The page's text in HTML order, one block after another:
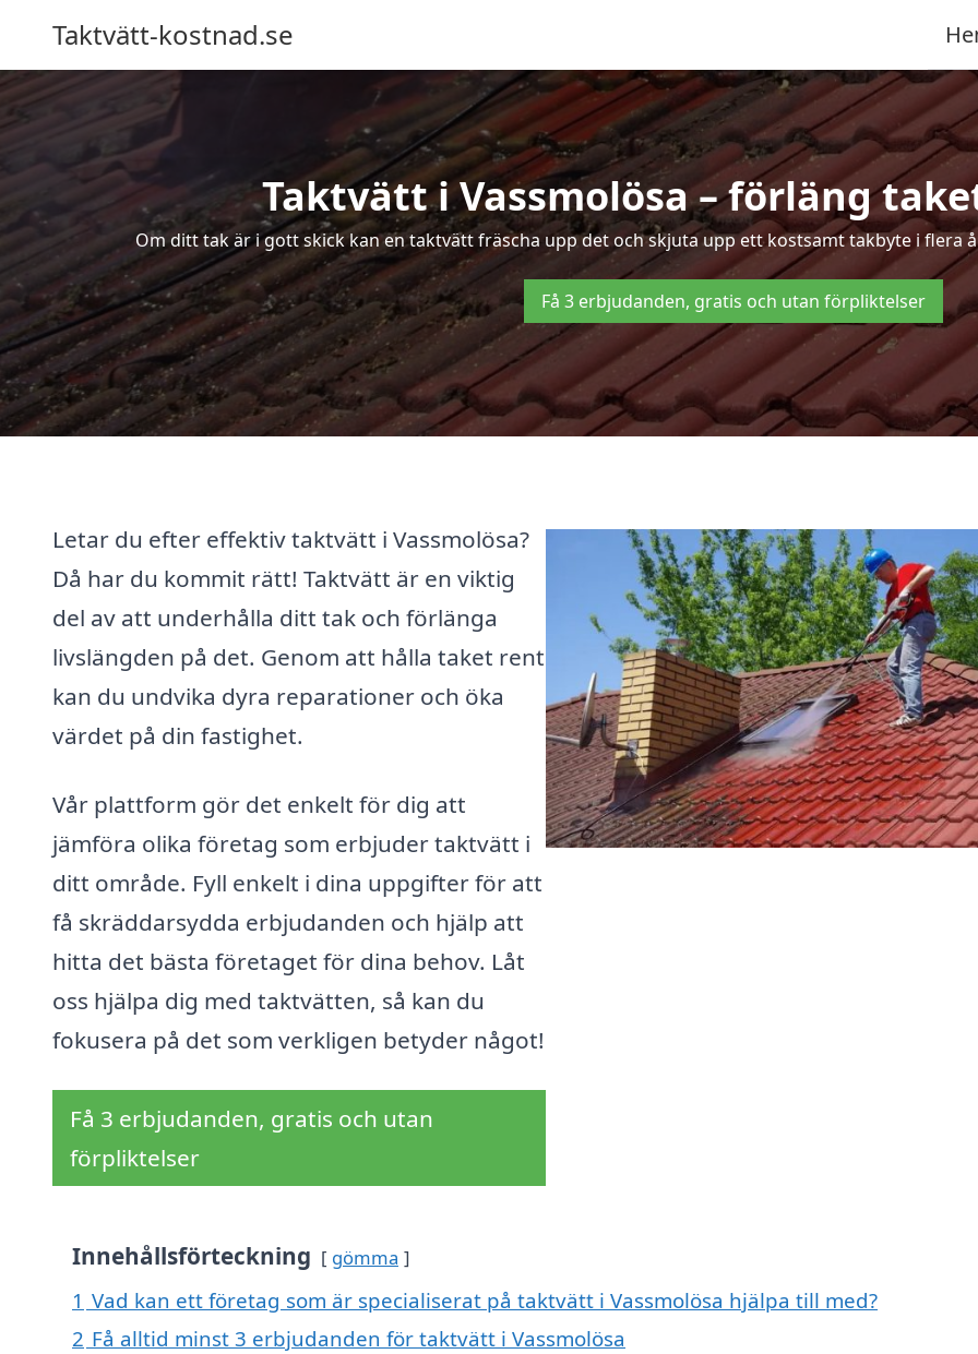
Taktvätt-kostnad.se
Taktvätt i Vassmolösa – förläng
Om ditt tak är i gott skick kan en taktvätt fräscha upp det och skjuta upp ett kostsamt takbyte i flera
Få 3 erbjudanden, gratis och utan förpliktelser
Letar du efter effektiv taktvätt i Vassmolösa?
Då har du kommit rätt! Taktvätt är en viktig
del av att underhålla ditt tak och förlänga
livslängden på det. Genom att hålla taket rent
kan du undvika dyra reparationer och öka
värdet på din fastighet.
Vår plattform gör det enkelt för dig att
jämföra olika företag som erbjuder taktvätt i
ditt område. Fyll enkelt i dina uppgifter för att
få skräddarsydda erbjudanden och hjälp att
hitta det bästa företaget för dina behov. Låt
oss hjälpa dig med taktvätten, så kan du
fokusera på det som verkligen betyder något!
Få 3 erbjudanden, gratis och utan
förpliktelser
Innehållsförteckning gömma
1 Vad kan ett företag som är specialiserat på taktvätt i Vassmolösa hjälpa till med?
2 Få alltid minst 3 erbjudanden för taktvätt i Vassmolösa